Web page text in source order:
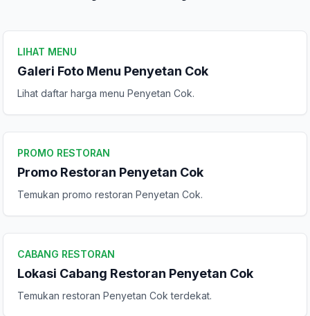
LIHAT MENU
Galeri Foto Menu Penyetan Cok
Lihat daftar harga menu Penyetan Cok.
PROMO RESTORAN
Promo Restoran Penyetan Cok
Temukan promo restoran Penyetan Cok.
CABANG RESTORAN
Lokasi Cabang Restoran Penyetan Cok
Temukan restoran Penyetan Cok terdekat.
Komentar Anda